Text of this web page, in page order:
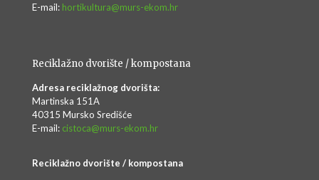
E-mail: hortikultura@murs-ekom.hr
Reciklažno dvorište / kompostana
Adresa reciklažnog dvorišta:
Martinska 151A
40315 Mursko Središće
E-mail: cistoca@murs-ekom.hr
Reciklažno dvorište / kompostana